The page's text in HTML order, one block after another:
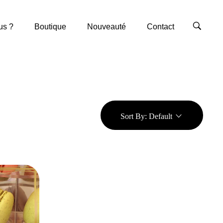
? Boutique Nouveauté Contact
Sort By: Default